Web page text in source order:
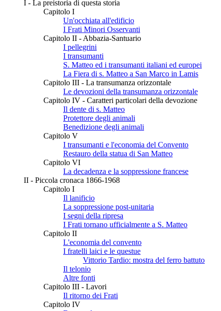
I - La preistoria di questa storia
Capitolo I
Un'occhiata all'edificio
I Frati Minori Osservanti
Capitolo II - Abbazia-Santuario
I pellegrini
I transumanti
S. Matteo ed i transumanti italiani ed europei
La Fiera di s. Matteo a San Marco in Lamis
Capitolo III - La transumanza orizzontale
Le devozioni della transumanza orizzontale
Capitolo IV - Caratteri particolari della devozione
Il dente di s. Matteo
Protettore degli animali
Benedizione degli animali
Capitolo V
I transumanti e l'economia del Convento
Restauro della statua di San Matteo
Capitolo VI
La decadenza e la soppressione francese
II - Piccola cronaca 1866-1968
Capitolo I
Il lanificio
La soppressione post-unitaria
I segni della ripresa
I Frati tornano ufficialmente a S. Matteo
Capitolo II
L'economia del convento
I fratelli laici e le questue
Vittorio Tardio: mostra del ferro battuto
Il telonio
Altre fonti
Capitolo III - Lavori
Il ritorno dei Frati
Capitolo IV